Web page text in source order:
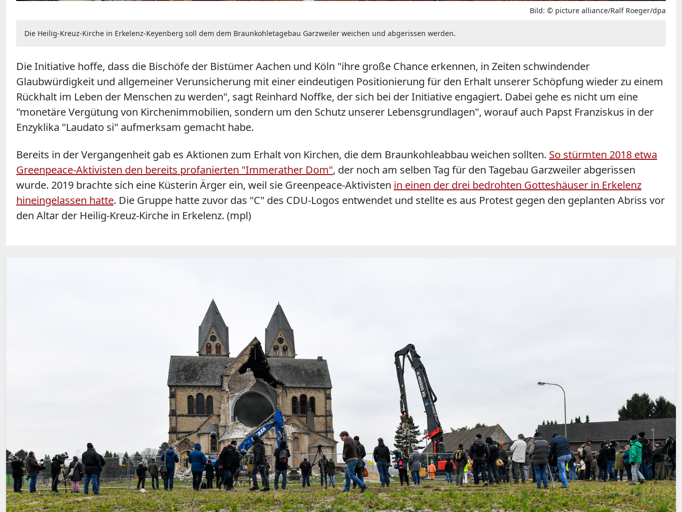
Bild: © picture alliance/Ralf Roeger/dpa
Die Heilig-Kreuz-Kirche in Erkelenz-Keyenberg soll dem dem Braunkohletagebau Garzweiler weichen und abgerissen werden.
Die Initiative hoffe, dass die Bischöfe der Bistümer Aachen und Köln "ihre große Chance erkennen, in Zeiten schwindender
Glaubwürdigkeit und allgemeiner Verunsicherung mit einer eindeutigen Positionierung für den Erhalt unserer Schöpfung wieder zu einem
Rückhalt im Leben der Menschen zu werden", sagt Reinhard Noffke, der sich bei der Initiative engagiert. Dabei gehe es nicht um eine
"monetäre Vergütung von Kirchenimmobilien, sondern um den Schutz unserer Lebensgrundlagen", worauf auch Papst Franziskus in der
Enzyklika "Laudato si" aufmerksam gemacht habe.
Bereits in der Vergangenheit gab es Aktionen zum Erhalt von Kirchen, die dem Braunkohleabbau weichen sollten. So stürmten 2018 etwa
Greenpeace-Aktivisten den bereits profanierten "Immerather Dom", der noch am selben Tag für den Tagebau Garzweiler abgerissen
wurde. 2019 brachte sich eine Küsterin Ärger ein, weil sie Greenpeace-Aktivisten in einen der drei bedrohten Gotteshäuser in Erkelenz
hineingelassen hatte. Die Gruppe hatte zuvor das "C" des CDU-Logos entwendet und stellte es aus Protest gegen den geplanten Abriss vor
den Altar der Heilig-Kreuz-Kirche in Erkelenz. (mpl)